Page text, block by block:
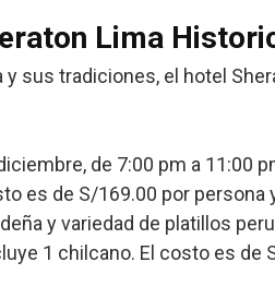
Lima
sus tradiciones, el hotel
de 7:00 pm a 11:00
es de S/169.00 por persona
y variedad de platillos
1 chilcano. El costo es de